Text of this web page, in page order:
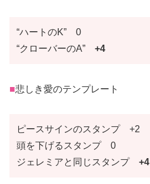
“ハートのK” 0
“クローバーのA” +4
■悲しき愛のテンプレート
ピースサインのスタンプ +2
頭を下げるスタンプ 0
ジェレミアと同じスタンプ +4